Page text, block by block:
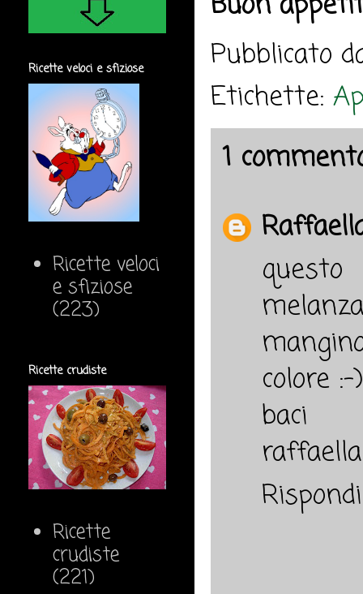
Pubblicato
Etichette:
1
colore :-)
baci
raffaella
Rispondi
Ricette veloci e sfiziose
Ricette veloci
e sfiziose
(223)
Ricette crudiste
Ricette
crudiste
(221)